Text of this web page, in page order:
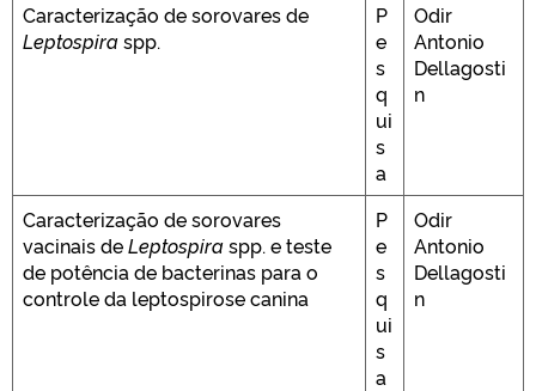
Caracterização de sorovares de
Leptospiraspp.
P
e
s
q
ui
s
a
Odir
Antonio
Dellagosti
n
Caracterização de sorovares
vacinais deLeptospiraspp. e teste
de potência de bacterinas para o
controle da leptospirose canina
P
e
s
q
ui
s
a
Odir
Antonio
Dellagosti
n